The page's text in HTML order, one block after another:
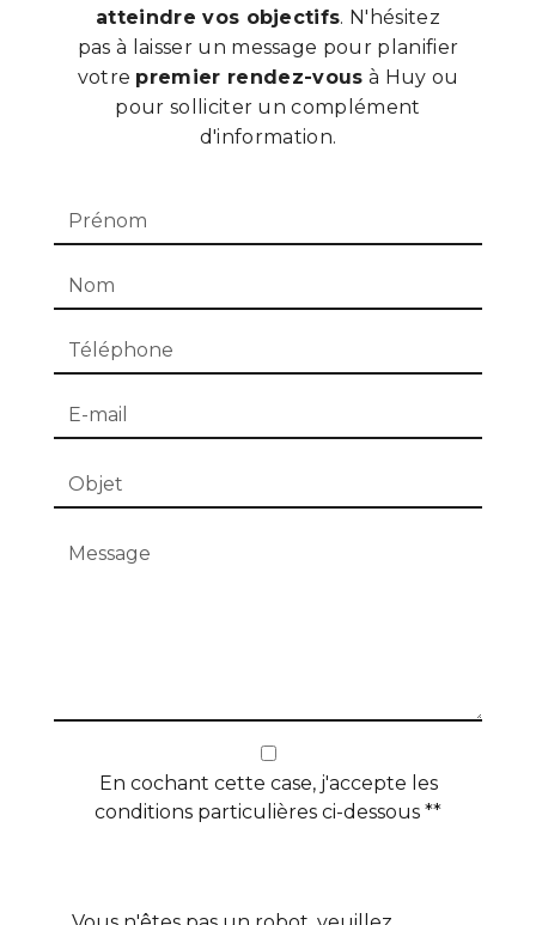
atteindre vos objectifs. N'hésitez
pas à laisser un message pour planifier
votre premier rendez-vous à Huy ou
pour solliciter un complément
d'information.
En cochant cette case, j'accepte les
conditions particulières ci-dessous **